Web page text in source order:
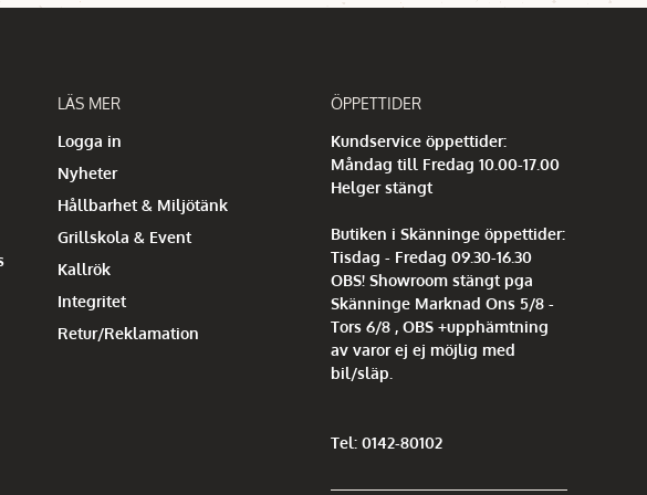
LÄS MER
Logga in
Nyheter
Hållbarhet & Miljötänk
Grillskola & Event
Kallrök
Integritet
Retur/Reklamation
ÖPPETTIDER
Kundservice öppettider:
Måndag till Fredag 10.00-17.00
Helger stängt
Butiken i Skänninge öppettider:
Tisdag - Fredag 09.30-16.30
OBS! Showroom stängt pga
Skänninge Marknad Ons 5/8 -
Tors 6/8 , OBS +upphämtning
av varor ej ej möjlig med
bil/släp.
Tel: 0142-80102